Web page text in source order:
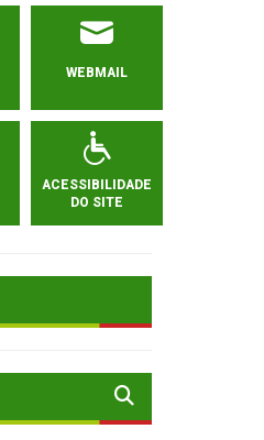
WEBMAIL
ACESSIBILIDADE
DO SITE